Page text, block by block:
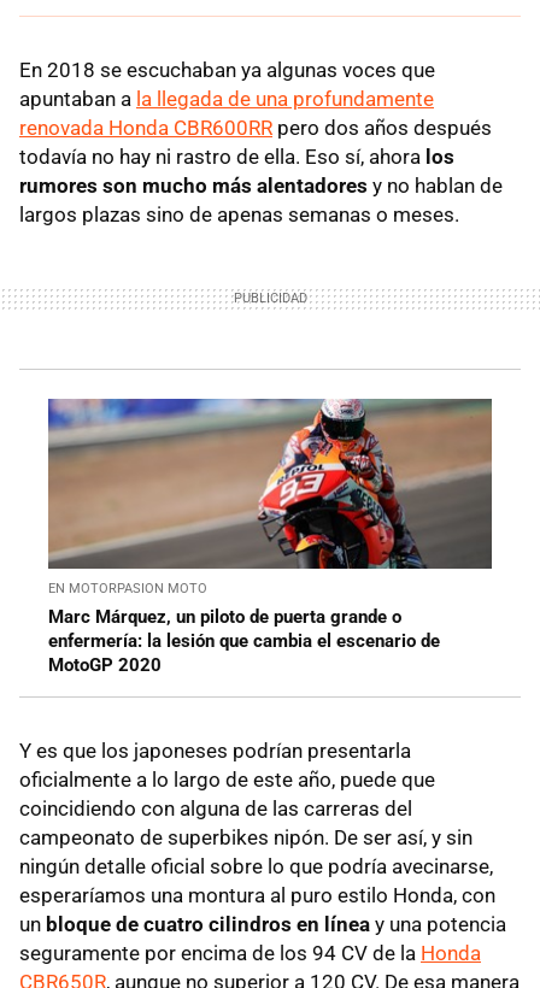
En 2018 se escuchaban ya algunas voces que
apuntaban a la llegada de una profundamente
renovada Honda CBR600RR pero dos años después
todavía no hay ni rastro de ella. Eso sí, ahora los
rumores son mucho más alentadores y no hablan de
largos plazas sino de apenas semanas o meses.
EN MOTORPASION MOTO
Marc Márquez, un piloto de puerta grande o
enfermería: la lesión que cambia el escenario de
MotoGP 2020
Y es que los japoneses podrían presentarla
oficialmente a lo largo de este año, puede que
coincidiendo con alguna de las carreras del
campeonato de superbikes nipón. De ser así, y sin
ningún detalle oficial sobre lo que podría avecinarse,
esperaríamos una montura al puro estilo Honda, con
un bloque de cuatro cilindros en línea y una potencia
seguramente por encima de los 94 CV de la Honda
CBR650R, aunque no superior a 120 CV. De esa manera